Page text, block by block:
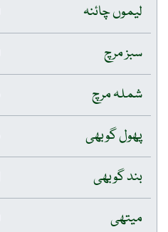
لیموں چائنہ
سبز مرچ
شملہ مرچ
پھول گوبھی
بند گوبھی
میتھی